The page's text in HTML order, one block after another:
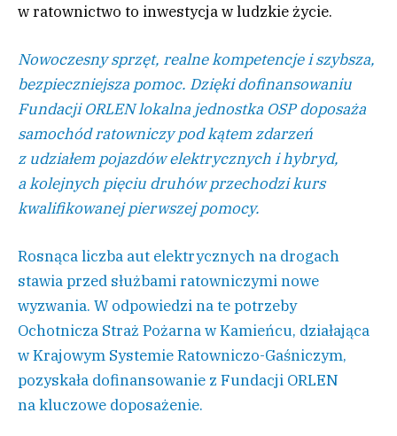
w ratownictwo to inwestycja w ludzkie życie.
Nowoczesny sprzęt, realne kompetencje i szybsza,
bezpieczniejsza pomoc. Dzięki dofinansowaniu
Fundacji ORLEN lokalna jednostka OSP doposaża
samochód ratowniczy pod kątem zdarzeń
z udziałem pojazdów elektrycznych i hybryd,
a kolejnych pięciu druhów przechodzi kurs
kwalifikowanej pierwszej pomocy.
Rosnąca liczba aut elektrycznych na drogach
stawia przed służbami ratowniczymi nowe
wyzwania. W odpowiedzi na te potrzeby
Ochotnicza Straż Pożarna w Kamieńcu, działająca
w Krajowym Systemie Ratowniczo-Gaśniczym,
pozyskała dofinansowanie z Fundacji ORLEN
na kluczowe doposażenie.